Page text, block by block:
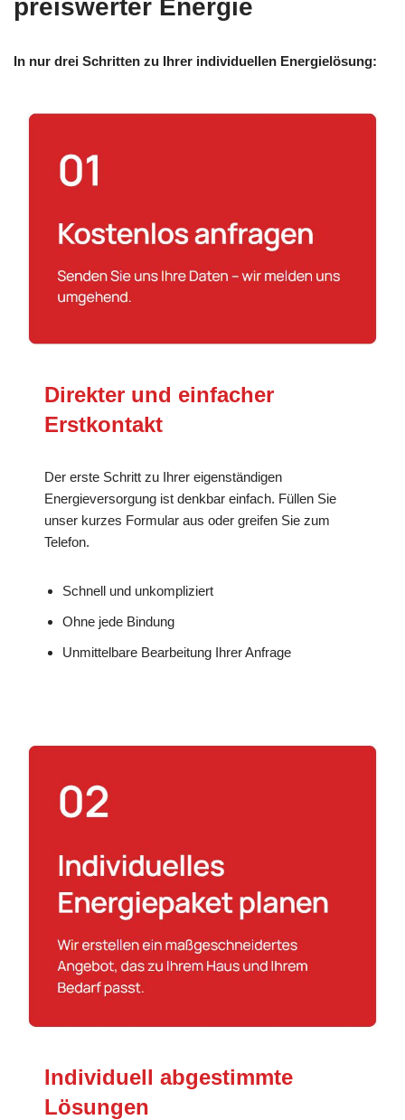
preiswerter Energie
In nur drei Schritten zu Ihrer individuellen Energielösung:
Direkter und einfacher
Erstkontakt
Der erste Schritt zu Ihrer eigenständigen
Energieversorgung ist denkbar einfach. Füllen Sie
unser kurzes Formular aus oder greifen Sie zum
Telefon.
Schnell und unkompliziert
Ohne jede Bindung
Unmittelbare Bearbeitung Ihrer Anfrage
Individuell abgestimmte
Lösungen